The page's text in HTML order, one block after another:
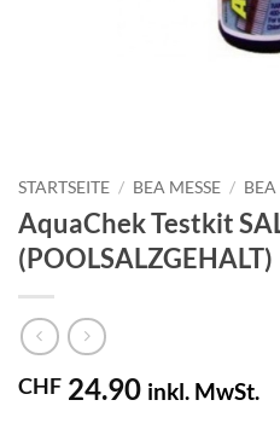
STARTSEITE / BEA MESSE / BEA
AquaChek Testkit
(POOLSALZGEHALT)
CHF 24.90 inkl. MwSt.